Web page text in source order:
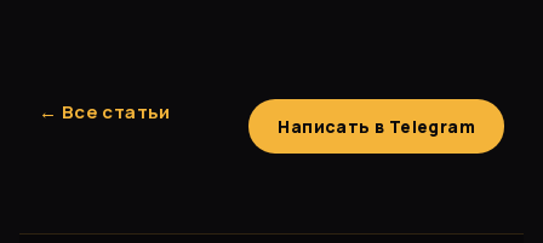
← Все статьи
Написать в Telegram